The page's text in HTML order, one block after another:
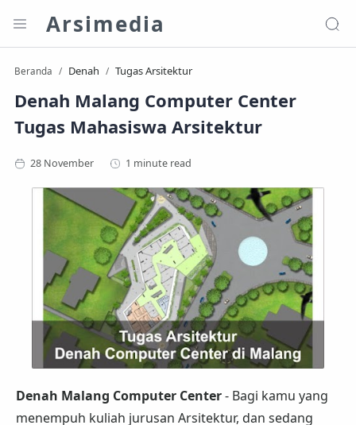
Arsimedia
Beranda Denah Tugas Arsitektur
Denah Malang Computer Center
Tugas Mahasiswa Arsitektur
1 minute read
Denah Malang Computer Center- Bagi kamu yang
menempuh kuliah jurusan Arsitektur, dan sedang